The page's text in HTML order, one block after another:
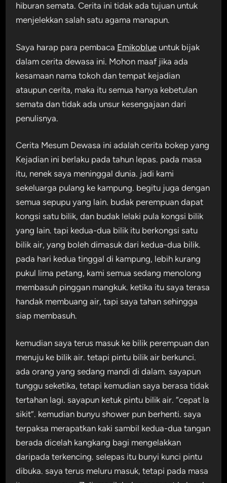
hiburan semata. Cerita ini tidak ada tujuan untuk
menjelekkan salah satu agama manapun.
Saya harap para pembaca Emikoblue untuk bijak
dalam cerita dewasa ini. Mohon maaf jika ada
kesamaan nama tokoh dan tempat kejadian
ataupun cerita, maka itu semua hanya kebetulan
semata dan tidak ada unsur kesengajaan dari
penulisnya.
Cerita Mesum Dewasa ini adalah cerita bokep yang
Kejadian ini berlaku pada tahun lepas. pada masa
itu, nenek saya meninggal dunia. jadi kami
sekeluarga pulang ke kampung. begitu juga dengan
semua sepupu yang lain. budak perempuan dapat
kongsi satu bilik, dan budak lelaki pula kongsi bilik
yang lain. tapi kedua-dua bilik itu berkongsi satu
bilik air, yang boleh dimasuk dari kedua-dua bilik.
pada hari kedua tinggal di kampung, lebih kurang
pukul lima petang, kami semua sedang menolong
membasuh pinggan mangkuk. ketika itu saya terasa
handak membuang air, tapi saya tahan sehingga
siap membasuh.
kemudian saya terus masuk ke bilik perempuan dan
menuju ke bilik air. tetapi pintu bilik air berkunci.
ada orang yang sedang mandi di dalam. sayapun
tunggu seketika, tetapi kemudian saya berasa tidak
tertahan lagi. sayapun ketuk pintu bilik air. “cepat la
sikit”. kemudian bunyu shower pun berhenti. saya
terpaksa merapatkan kaki sambil kedua-dua tangan
berada dicelah kangkang bagi mengelakkan
daripada terkencing. selepas itu bunyi kunci pintu
dibuka. saya terus meluru masuk, tetapi pada masa